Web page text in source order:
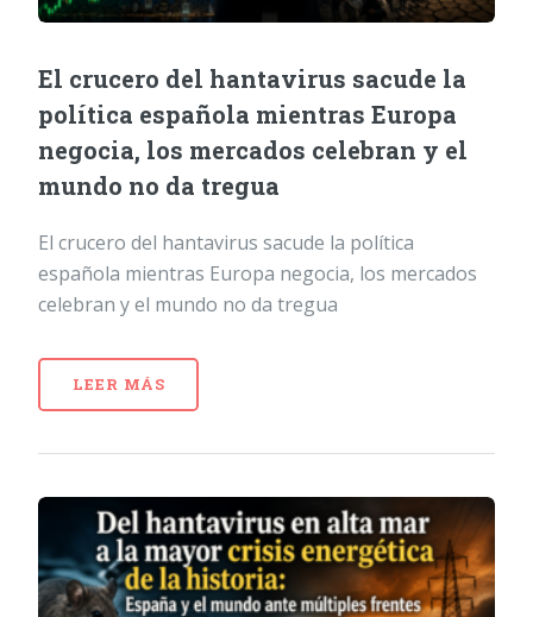
El crucero del hantavirus sacude la
política española mientras Europa
negocia, los mercados celebran y el
mundo no da tregua
El crucero del hantavirus sacude la política
española mientras Europa negocia, los mercados
celebran y el mundo no da tregua
LEER MÁS